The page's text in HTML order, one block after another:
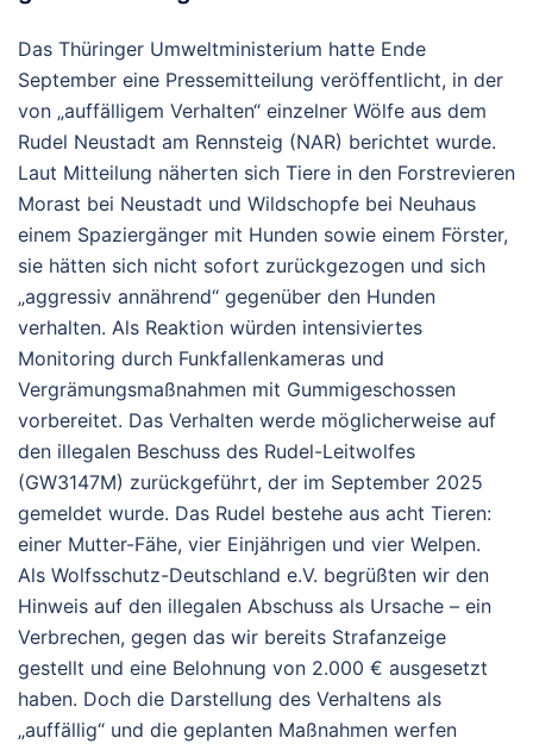
Das Thüringer Umweltministerium hatte Ende
September eine Pressemitteilung veröffentlicht, in der
von „auffälligem Verhalten“ einzelner Wölfe aus dem
Rudel Neustadt am Rennsteig (NAR) berichtet wurde.
Laut Mitteilung näherten sich Tiere in den Forstrevieren
Morast bei Neustadt und Wildschopfe bei Neuhaus
einem Spaziergänger mit Hunden sowie einem Förster,
sie hätten sich nicht sofort zurückgezogen und sich
„aggressiv annährend“ gegenüber den Hunden
verhalten. Als Reaktion würden intensiviertes
Monitoring durch Funkfallenkameras und
Vergrämungsmaßnahmen mit Gummigeschossen
vorbereitet. Das Verhalten werde möglicherweise auf
den illegalen Beschuss des Rudel-Leitwolfes
(GW3147M) zurückgeführt, der im September 2025
gemeldet wurde. Das Rudel bestehe aus acht Tieren:
einer Mutter-Fähe, vier Einjährigen und vier Welpen.
Als Wolfsschutz-Deutschland e.V. begrüßten wir den
Hinweis auf den illegalen Abschuss als Ursache – ein
Verbrechen, gegen das wir bereits Strafanzeige
gestellt und eine Belohnung von 2.000 € ausgesetzt
haben. Doch die Darstellung des Verhaltens als
„auffällig“ und die geplanten Maßnahmen werfen